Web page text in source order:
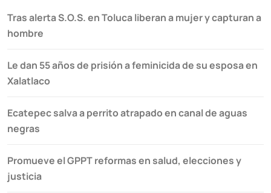
Tras alerta S.O.S. en Toluca liberan a mujer y capturan a
hombre
Le dan 55 años de prisión a feminicida de su esposa en
Xalatlaco
Ecatepec salva a perrito atrapado en canal de aguas
negras
Promueve el GPPT reformas en salud, elecciones y
justicia